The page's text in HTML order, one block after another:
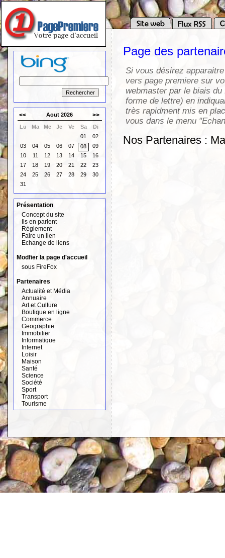
<< Aout 2026 >>
Lu Ma Me Je Ve Sa
Di
01
02
03
04 05 06 07 08
09
10
11 12 13 14 15
16
17
18 19 20 21 22
23
24
25 26 27 28 29
30
31
Présentation
Concept du site
Ils en parlent
Règlement
Faire un lien
Echange de liens
Modfier la page d'accueil
sous FireFox
Partenaires
Actualité et Média
Annuaire
Art et Culture
Boutique en ligne
Commerce
Geographie
Immobilier
Informatique
Internet
Loisir
Maison
Santé
Science
Société
Sport
Transport
Tourisme
Page des
Si vous désirez
vers page premiere sur
webmaster par le biais
forme de lettre) en
très rapidment mis en
vous dans le menu
Nos Partenaires :